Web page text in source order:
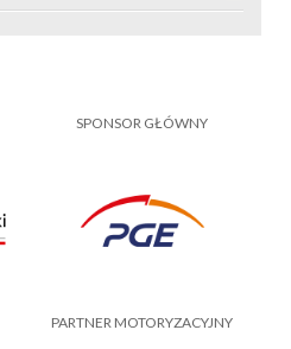
SPONSOR GŁÓWNY
PARTNER MOTORYZACYJNY